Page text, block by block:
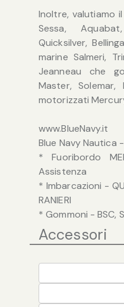
Inoltre, valutiamo
Sessa,
Quicksilver,
marine Salmeri,
Jeanneau che
Master, Solemar,
motorizzati
www.BlueNavy.it
Blue Navy Nautica
* Fuoribordo
Assistenza
* Imbarcazioni -
RANIERI
* Gommoni - BSC,
Accessori